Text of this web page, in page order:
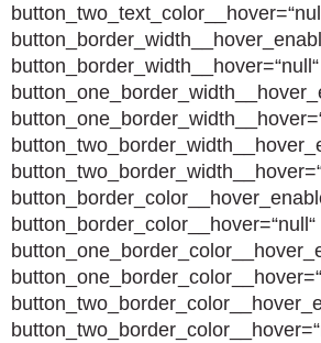
button_border_width__hover=“null“
button_border_color__hover=“null“